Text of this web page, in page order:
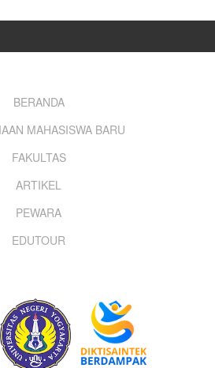
BERANDA
MAHASISWA BARU
FAKULTAS
ARTIKEL
PEWARA
EDUTOUR